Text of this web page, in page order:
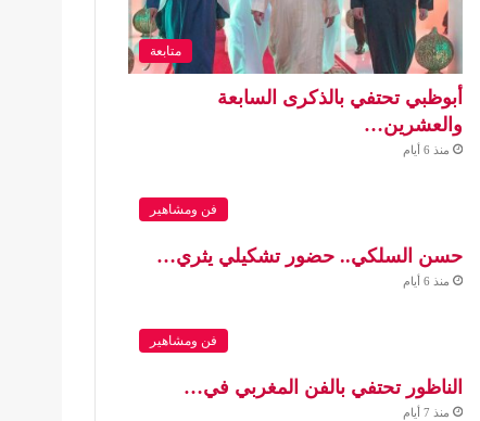
متابعة
أبوظبي تحتفي بالذكرى السابعة
والعشرين…
منذ 6 أيام
فن ومشاهير
حسن السلكي.. حضور تشكيلي يثري…
منذ 6 أيام
فن ومشاهير
الناظور تحتفي بالفن المغربي في…
منذ 7 أيام